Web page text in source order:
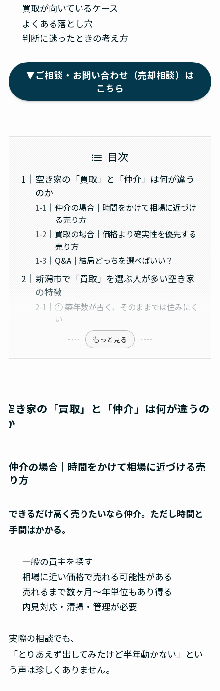
買取が向いているケース
よくある落とし穴
判断に迷ったときの考え方
▼ご相談・お問い合わせ（売却相談）は
こちら
目次
空き家の「買取」と「仲介」は何が違う
のか
仲介の場合｜時間をかけて相場に近づけ
る売り方
買取の場合｜価格より確実性を優先する
売り方
Q&A｜結局どっちを選べばいい？
新潟市で「買取」を選ぶ人が多い空き家
の特徴
① 築年数が古く、そのままでは住みにく
い
もっと見る
空き家の「買取」と「仲介」は何が違うの
か
仲介の場合｜時間をかけて相場に近づける売
り方
できるだけ高く売りたいなら仲介。ただし時間と
手間はかかる。
一般の買主を探す
相場に近い価格で売れる可能性がある
売れるまで数ヶ月〜年単位もあり得る
内見対応・清掃・管理が必要
実際の相談でも、
「とりあえず出してみたけど半年動かない」とい
う声は珍しくありません。